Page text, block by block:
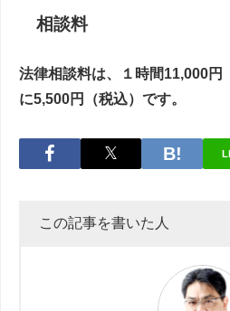
相談料
法律相談料は、１時間11,000円
に5,500円（税込）です。
この記事を書いた人